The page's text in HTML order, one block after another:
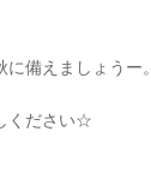
備えましょうー。
ください☆